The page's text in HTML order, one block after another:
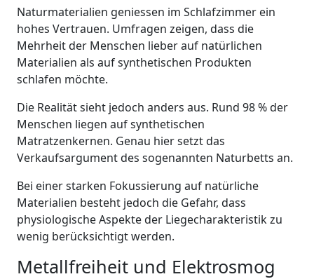
Naturmaterialien geniessen im Schlafzimmer ein
hohes Vertrauen. Umfragen zeigen, dass die
Mehrheit der Menschen lieber auf natürlichen
Materialien als auf synthetischen Produkten
schlafen möchte.
Die Realität sieht jedoch anders aus. Rund 98 % der
Menschen liegen auf synthetischen
Matratzenkernen. Genau hier setzt das
Verkaufsargument des sogenannten Naturbetts an.
Bei einer starken Fokussierung auf natürliche
Materialien besteht jedoch die Gefahr, dass
physiologische Aspekte der Liegecharakteristik zu
wenig berücksichtigt werden.
Metallfreiheit und Elektrosmog